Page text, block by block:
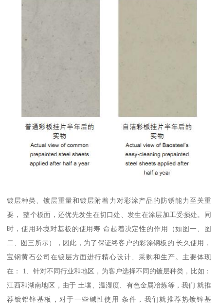
镀层种类、镀层重量和镀层附着力对彩涂产品的防锈能力至关重
要， 整个板面，还优先发生在切口处、发生在涂层加工受损处。同
时，使用环境对基板的使用寿 命起着决定性的作用（如图一、图
二、图三所示），因此，为了保证终客户的彩涂钢板的 长久使用，
宝钢黄石公司在镀层方面进行精心设计、采购和生产。主要体现
在： 1、针对不同行业和地区，为客户选择不同的镀层种类，比如：
江西和湖南地区，由于 土壤、温湿度、有色金属冶炼等，我们 就推
荐镀铝锌基板，对于一些碱性使用 条件，我们就推荐热镀锌基